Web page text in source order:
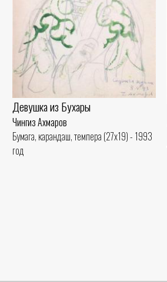
Девушка из Бухары
Чингиз Ахмаров
Бумага, карандаш, темпера (27x19) - 1993
год